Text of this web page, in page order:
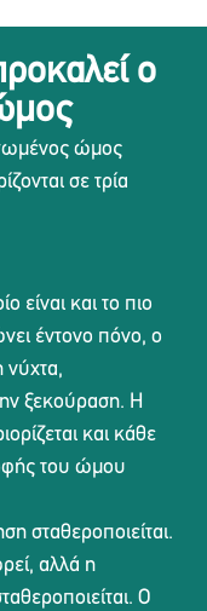
ο
ώμος
σε τρία
είναι και το πιο
έντονο πόνο, ο
νύχτα,
ξεκούραση. Η
και κάθε
του ώμου
σταθεροποιείται.
αλλά η
Ο